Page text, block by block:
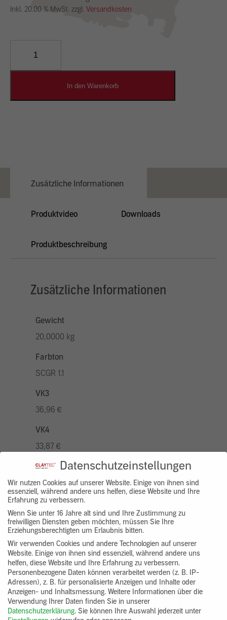
Inkl. 20.00 % MwSt. zzgl. Versandkosten
Designputz
In den Warenkorb
Zusätzliche Informationen
Produktvideo Downloads
Produktbeschreibung
Zusätzliche Informationen
Gewicht
20,0000 kg
Farbton
SCGR 1.1
VK3
36,96 €
VK4
33,87 €
VK5
43,10 €
VK7
30,80 €
Gruppenprodukt
yosima_designputz_eimer
Datenschutzeinstellungen
Wir nutzen Cookies auf unserer Website. Einige von ihnen sind
essenziell, während andere uns helfen, diese Website und Ihre
Erfahrung zu verbessern.
Wenn Sie unter 16 Jahre alt sind und Ihre Zustimmung zu
freiwilligen Diensten geben möchten, müssen Sie Ihre
Erziehungsberechtigten um Erlaubnis bitten.
Wir verwenden Cookies und andere Technologien auf unserer
Website. Einige von ihnen sind essenziell, während andere uns
helfen, diese Website und Ihre Erfahrung zu verbessern.
Personenbezogene Daten können verarbeitet werden (z. B. IP-
Adressen), z. B. für personalisierte Anzeigen und Inhalte oder
Anzeigen- und Inhaltsmessung. Weitere Informationen über die
Verwendung Ihrer Daten finden Sie in unserer
Datenschutzerklärung. Sie können Ihre Auswahl jederzeit unter